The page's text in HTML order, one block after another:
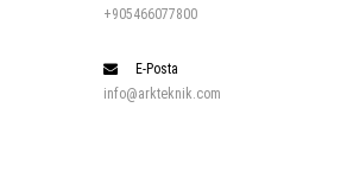
+905466077800
E-Posta
info@arkteknik.com